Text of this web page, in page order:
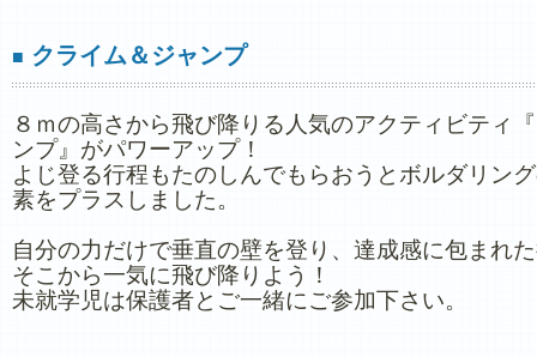
■ クライム＆ジャンプ
８ｍの高さから飛び降りる人気のアクティビティ
ンプ』がパワーアップ！
よじ登る行程もたのしんでもらおうとボルダリン
素をプラスしました。
自分の力だけで垂直の壁を登り、達成感に包まれ
そこから一気に飛び降りよう！
未就学児は保護者とご一緒にご参加下さい。